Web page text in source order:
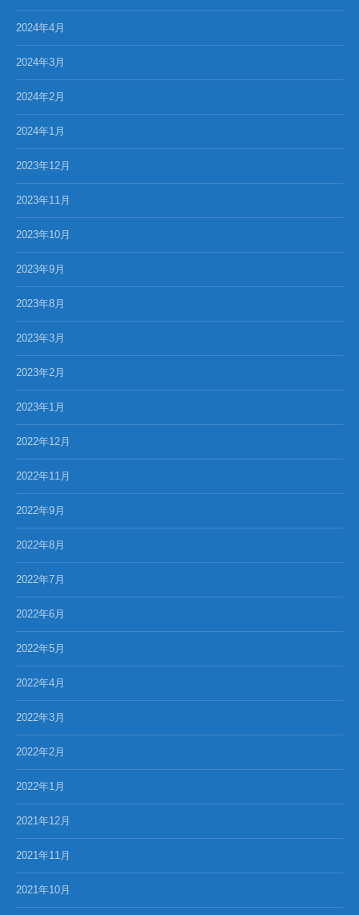
2024年4月
2024年3月
2024年2月
2024年1月
2023年12月
2023年11月
2023年10月
2023年9月
2023年8月
2023年3月
2023年2月
2023年1月
2022年12月
2022年11月
2022年9月
2022年8月
2022年7月
2022年6月
2022年5月
2022年4月
2022年3月
2022年2月
2022年1月
2021年12月
2021年11月
2021年10月